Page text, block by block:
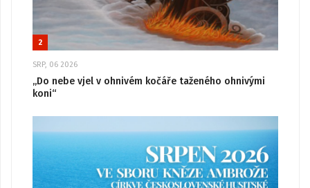
2
SRP, 06 2026
„Do nebe vjel v ohnivém kočáře taženého ohnivými
koni“